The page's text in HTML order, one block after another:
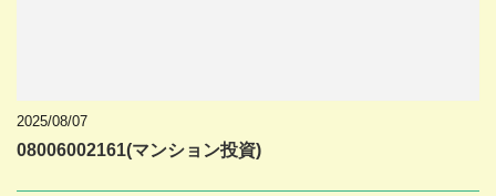
2025/08/07
08006002161(マンション投資)